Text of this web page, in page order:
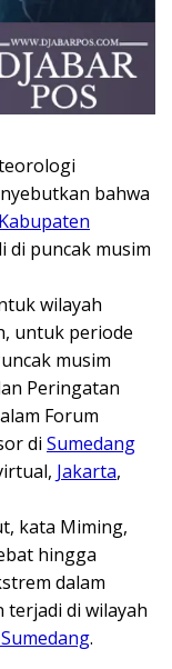
bahwa
Kabupaten
di puncak musim
wilayah
untuk periode
musim
Peringatan
Forum
di Sumedang
Jakarta,
kata Miming,
hingga
dalam
terjadi di wilayah
.